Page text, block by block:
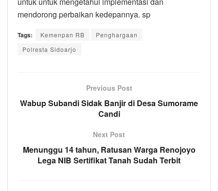
mendorong perbaikan kedepannya. sp
Tags: Kemenpan RB
Penghargaan
Polresta Sidoarjo
Previous Post
Wabup Subandi Sidak Banjir di Desa Sumorame
Candi
Next Post
Menunggu 14 tahun, Ratusan Warga Renojoyo
Lega NIB Sertifikat Tanah Sudah Terbit